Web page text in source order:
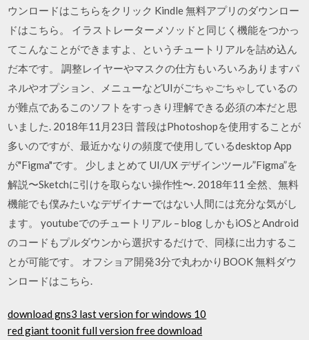
ウンロードはこちらをクリック Kindle 無料アプリのダウンロー
ドはこちら。 イラストレーターメソッドと同じく機能をつかっ
てこんなことができますよ、というチュートリアルを詰め込ん
だ本です。 調整レイヤーやマスクの仕方もいろいろありますパ
ネルやオプション、メニューなどUIがごちゃごちゃしているの
が難点であるこのソフトをすっきり理解できる必須の本だと思
いました. 2018年11月23日 普段はPhotoshopを使用することが
多いのですが、最近かなりの頻度で使用しているdesktop App
が"Figma"です。 少しまとめて UI/UX デザインツール”Figma”を
解説〜Sketchに引けを取らない操作性〜. 2018年11 全然、無料
機能でも僕みたいなデザイナーではない人間には充分な気がし
ます。 youtubeでのチュートリアル – blog しかもiOSとAndroid
のコードもプルダウンから選択するだけで、同様に出力するこ
とが可能です。 オフショア開発3分で丸わかりBOOK 無料ダウ
ンロードはこちら.
download gns3 last version for windows 10
red giant toonit full version free download